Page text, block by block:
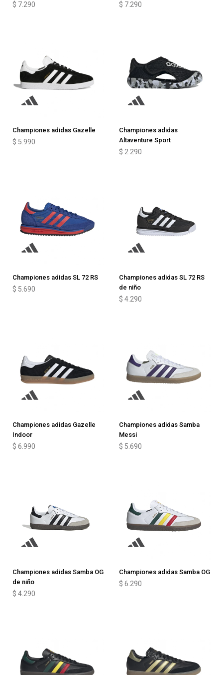
$ 7.290 $ 7.290
Championes adidas Gazelle
$ 5.990
Championes adidas
Altaventure Sport
$ 2.290
Championes adidas SL 72 RS
$ 5.690
Championes adidas SL 72 RS
de niño
$ 4.290
Championes adidas Gazelle
Indoor
$ 6.990
Championes adidas Samba
Messi
$ 5.690
Championes adidas Samba OG
de niño
$ 4.290
Championes adidas Samba OG
$ 6.290